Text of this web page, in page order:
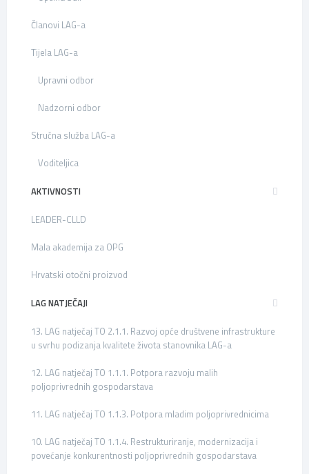
Članovi LAG-a
Tijela LAG-a
Upravni odbor
Nadzorni odbor
Stručna služba LAG-a
Voditeljica
AKTIVNOSTI
LEADER-CLLD
Mala akademija za OPG
Hrvatski otočni proizvod
LAG NATJEČAJI
13. LAG natječaj TO 2.1.1. Razvoj opće društvene infrastrukture
u svrhu podizanja kvalitete života stanovnika LAG-a
12. LAG natječaj TO 1.1.1. Potpora razvoju malih
poljoprivrednih gospodarstava
11. LAG natječaj TO 1.1.3. Potpora mladim poljoprivrednicima
10. LAG natječaj TO 1.1.4. Restrukturiranje, modernizacija i
povećanje konkurentnosti poljoprivrednih gospodarstava